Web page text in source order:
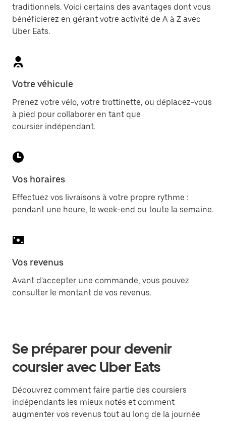
traditionnels. Voici certains des avantages dont vous
bénéficierez en gérant votre activité de A à Z avec
Uber Eats.
Votre véhicule
Prenez votre vélo, votre trottinette, ou déplacez-vous
à pied pour collaborer en tant que
coursier indépendant.
Vos horaires
Effectuez vos livraisons à votre propre rythme :
pendant une heure, le week-end ou toute la semaine.
Vos revenus
Avant d'accepter une commande, vous pouvez
consulter le montant de vos revenus.
Se préparer pour devenir
coursier avec Uber Eats
Découvrez comment faire partie des coursiers
indépendants les mieux notés et comment
augmenter vos revenus tout au long de la journée